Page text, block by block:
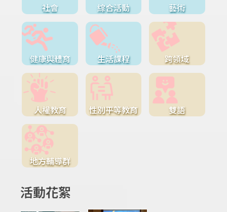
社會 綜合活動 藝術
健康與體育 生活課程 跨領域
人權教育 性別平等教育 雙語
地方輔導群
活動花絮